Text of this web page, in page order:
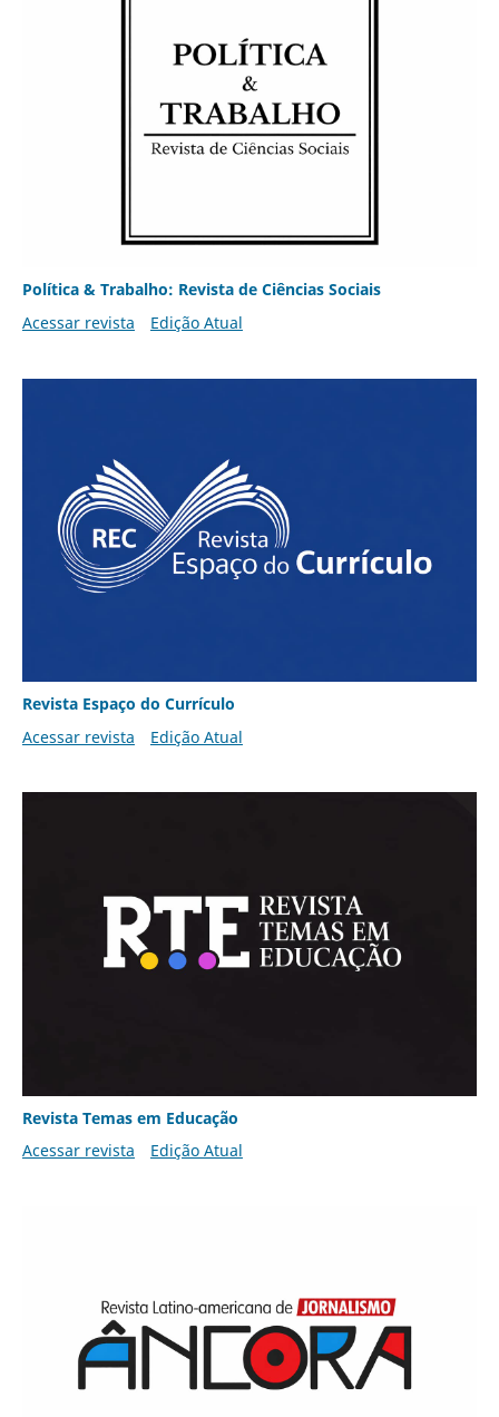
Política & Trabalho: Revista de Ciências Sociais
Acessar revista
Edição Atual
Revista Espaço do Currículo
Acessar revista
Edição Atual
Revista Temas em Educação
Acessar revista
Edição Atual